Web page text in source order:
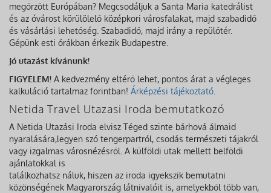
megőrzött Európában? Megcsodáljuk a Santa Maria katedrálist
és az óvárost körülölelő középkori városfalakat, majd szabadidő
és vásárlási lehetőség. Szabadidő, majd irány a repülőtér.
Gépünk esti órákban érkezik Budapestre.
Jó utazást kívánunk!
FIGYELEM! A kedvezmény eltérő lehet, pontos árat a végleges
kalkuláció tartalmaz forintban! Árképzési tájékoztató
Netida Travel Utazasi Iroda bemutatkozó
A Netida Utazási Iroda elvisz Téged szinte bárhová álmaid
nyaralására,legyen szó tengerpartról, csodás természeti tájakról
vagy izgalmas városnézésről. A külföldi utak mellett belföldi
ajánlatokkal is
találkozhatsz náluk, hiszen az iroda igyekszik bemutatni
közönségének Magyarország látnivalóit is, amelyekből több van,